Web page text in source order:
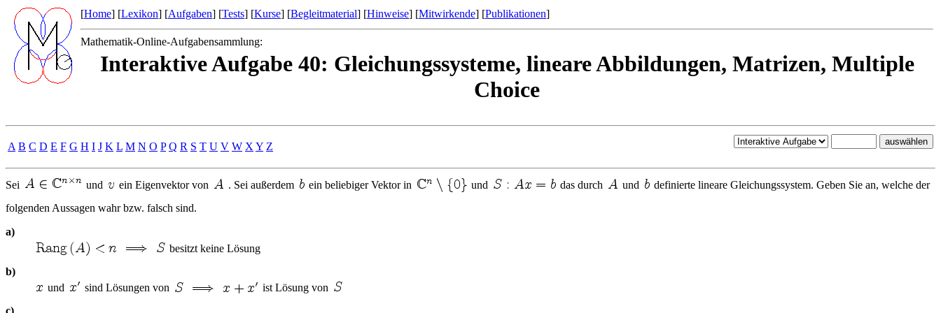
[Home] [Lexikon] [Aufgaben] [Tests] [Kurse] [Begleitmaterial] [Hinweise] [Mitwirkende] [Publikationen]
Mathematik-Online-Aufgabensammlung:
Interaktive Aufgabe 40: Gleichungssysteme, lineare Abbildungen, Matrizen, Multiple
Choice
A B C D E F G H I J K L M N O P Q R S T U V W X Y Z
Sei und ein Eigenvektor von . Sei außerdem ein beliebiger Vektor in und das durch und
definierte lineare Gleichungssystem. Geben Sie an, welche der
folgenden Aussagen wahr bzw. falsch sind.
a)
besitzt keine Lösung
b)
und
sind Lösungen von
ist Lösung von
c)